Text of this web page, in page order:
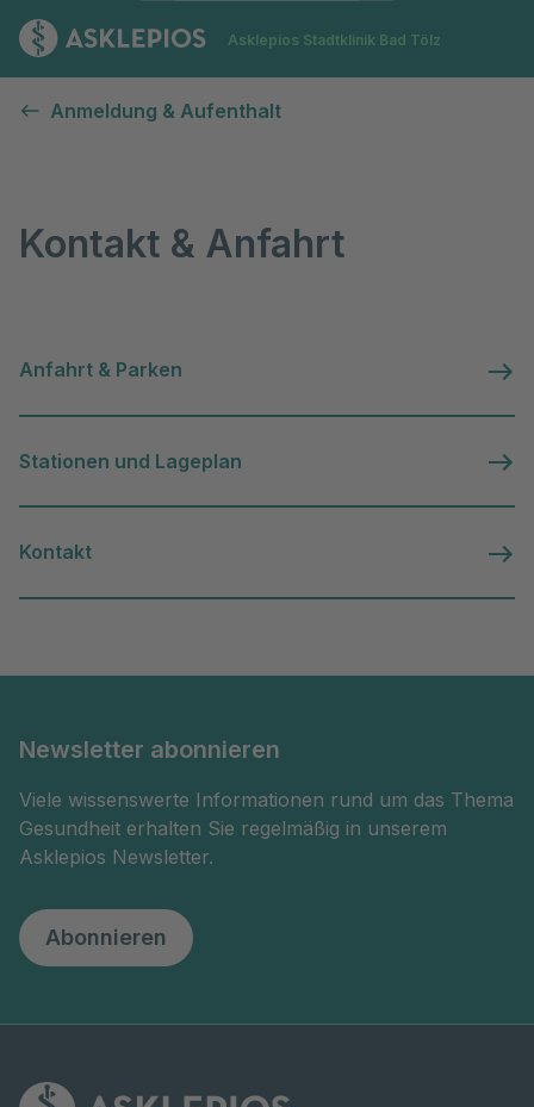
Zur Startseite
Asklepios Stadtklinik Bad Tölz
Anmeldung & Aufenthalt
Kontakt & Anfahrt
Anfahrt & Parken
Stationen und Lageplan
Kontakt
Newsletter abonnieren
Viele wissenswerte Informationen rund um das Thema
Gesundheit erhalten Sie regelmäßig in unserem
Asklepios Newsletter.
Abonnieren